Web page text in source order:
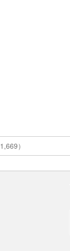
）